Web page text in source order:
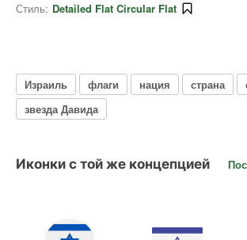
Стиль: Detailed Flat Circular Flat
Израиль флаги нация страна
звезда Давида
Иконки с той же концепцией